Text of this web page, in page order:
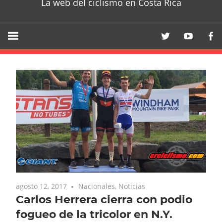
La web del ciclismo en Costa Rica
agosto 12, 2017 Nacionales, Noticias
Carlos Herrera cierra con podio
fogueo de la tricolor en N.Y.